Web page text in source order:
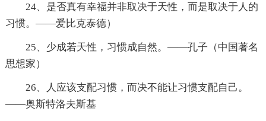
24、是否真有幸福并非取决于天性，而是取决于人的
习惯。——爱比克泰德）
25、少成若天性，习惯成自然。——孔子（中国著名
思想家）
26、人应该支配习惯，而决不能让习惯支配自己。
——奥斯特洛夫斯基